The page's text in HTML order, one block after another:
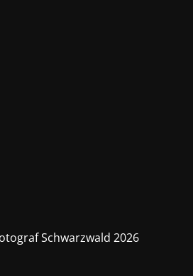
Schwarzwald 2026